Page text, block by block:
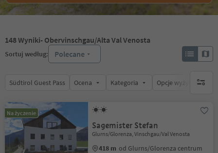
148Wyniki- Obervinschgau/Alta Val Venosta
Sortuj według: Polecane
Südtirol Guest Pass Ocena Kategoria Opcje wyżywieniabrak
Na życzenie
Sagemister Stefan
Glurns/Glorenza, Vinschgau/Val Venosta
418 m od Glurns/Glorenza centrum